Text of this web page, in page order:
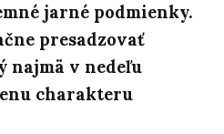
jarné podmienky.
presadzovať
najmä v nedeľu
charakteru